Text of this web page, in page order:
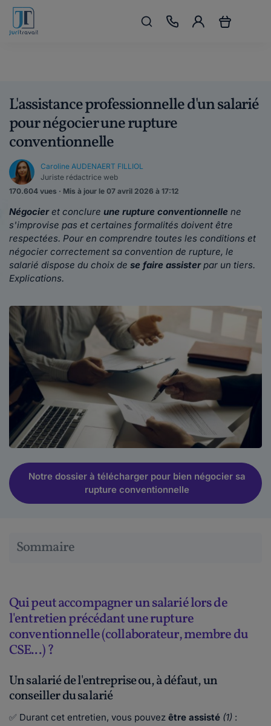
L'assistance professionnelle d'un salarié
pour négocier une rupture
conventionnelle
Caroline AUDENAERT FILLIOL
Juriste rédactrice web
170.604 vues · Mis à jour le 07 avril 2026 à 17:12
Négocieret conclure une rupture conventionnelle ne
s'improvise pas et certaines formalités doivent être
respectées. Pour en comprendre toutes les conditions et
négocier correctement sa convention de rupture, le
salarié dispose du choix de se faire assisterpar un tiers.
Explications.
Notre dossier à télécharger pour bien négocier sa
rupture conventionnelle
Sommaire
Qui peut accompagner un salarié lors de
l'entretien précédant une rupture
conventionnelle (collaborateur, membre du
CSE...) ?
Un salarié de l'entreprise ou, à défaut, un
conseiller du salarié
✅ Durant cet entretien, vous pouvez être assisté (1) :